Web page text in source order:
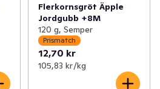
Flerkornsgröt Äpple
Jordgubb +8M
120 g, Semper
Prismatch
12,70 kr
105,83 kr /kg